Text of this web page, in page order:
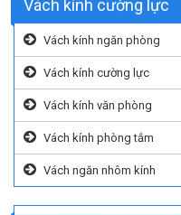
Vách kính cường lực
Vách kính ngăn phòng
Vách kính cường lực
Vách kính văn phòng
Vách kính phòng tắm
Vách ngăn nhôm kính